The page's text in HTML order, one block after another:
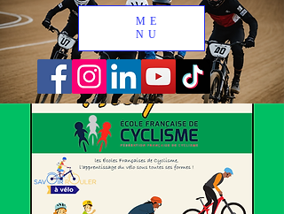
ME
NU